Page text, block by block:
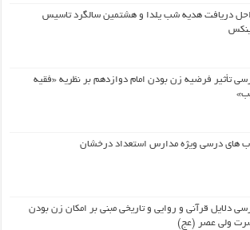
دریافت هدیه شب یلدا و هشتمین سالگرد تاسیس
تأثیر فرضیه زن بودن امام دوازدهم بر نظریه «فقیه
های درسی ویژه مدارس استعداد درخشان
دلایل قرآنی و روایی و تاریخی مبنی بر امکان زن بودن
ولی عصر (عج)